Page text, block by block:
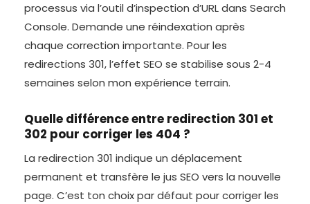
processus via l’outil d’inspection d’URL dans Search
Console. Demande une réindexation après
chaque correction importante. Pour les
redirections 301, l’effet SEO se stabilise sous 2-4
semaines selon mon expérience terrain.
Quelle différence entre redirection 301 et
302 pour corriger les 404 ?
La redirection 301 indique un déplacement
permanent et transfère le jus SEO vers la nouvelle
page. C’est ton choix par défaut pour corriger les